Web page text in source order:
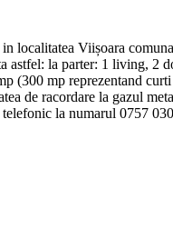
Viișoara
astfel: la parter: 1 living,
(300 mp reprezentand
de racordare la gazul
la numarul 0757